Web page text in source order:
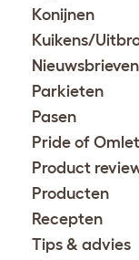
Konijnen
Kuikens/
Nieuwsbrieven
Parkieten
Pasen
Pride of Omlet
Product
Producten
Recepten
Tips & advies